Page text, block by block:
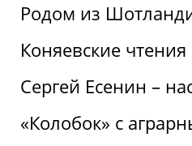
Родом из
Коняевские чтения
Сергей Есенин –
«Колобок» с